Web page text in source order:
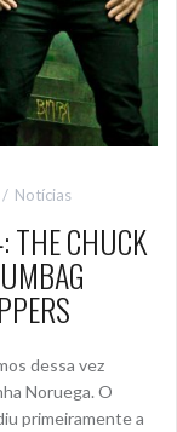
Notícias
THE CHUCK
dessa vez
Noruega. O
primeiramente a